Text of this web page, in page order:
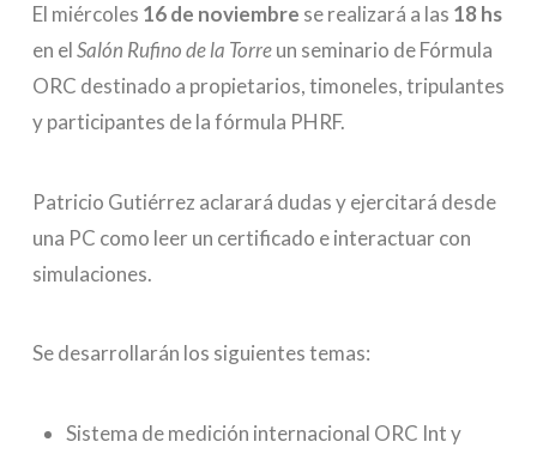
El miércoles 16 de noviembre se realizará a las 18 hs
en elSalón Rufino de la Torreun seminario de Fórmula
ORC destinado a propietarios, timoneles, tripulantes
y participantes de la fórmula PHRF.
Patricio Gutiérrez aclarará dudas y ejercitará desde
una PC como leer un certificado e interactuar con
simulaciones.
Se desarrollarán los siguientes temas:
Sistema de medición internacional ORC Int y